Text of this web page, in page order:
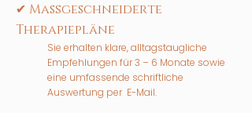
✔ Maßgeschneiderte
Therapiepläne
Sie erhalten klare, alltagstaugliche
Empfehlungen für 3 – 6 Monate sowie
eine umfassende schriftliche
Auswertung per E-Mail.